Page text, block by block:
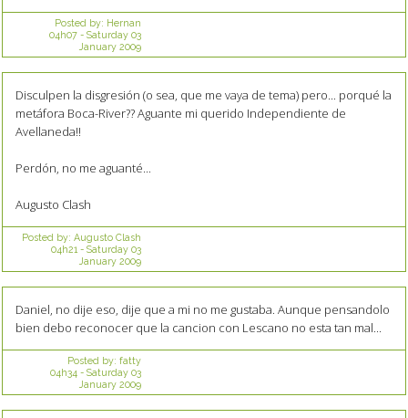
Posted by: Hernan
04h07- Saturday 03
January 2009
Disculpen la disgresión (o sea, que me vaya de tema) pero... porqué la
metáfora Boca-River?? Aguante mi querido Independiente de
Avellaneda!!
Perdón, no me aguanté...
Augusto Clash
Posted by: Augusto Clash
04h21 - Saturday 03
January 2009
Daniel, no dije eso, dije que a mi no me gustaba. Aunque pensandolo
bien debo reconocer que la cancion con Lescano no esta tan mal...
Posted by: fatty
04h34 - Saturday 03
January 2009